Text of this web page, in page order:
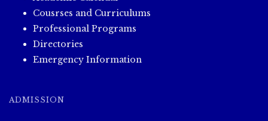
Cousrses and Curriculums
Professional Programs
Directories
Emergency Information
ADMISSION